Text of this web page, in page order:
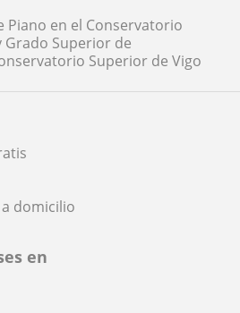
domicilio
en
Piano en el Conservatorio
Grado Superior de
Superior de Vigo